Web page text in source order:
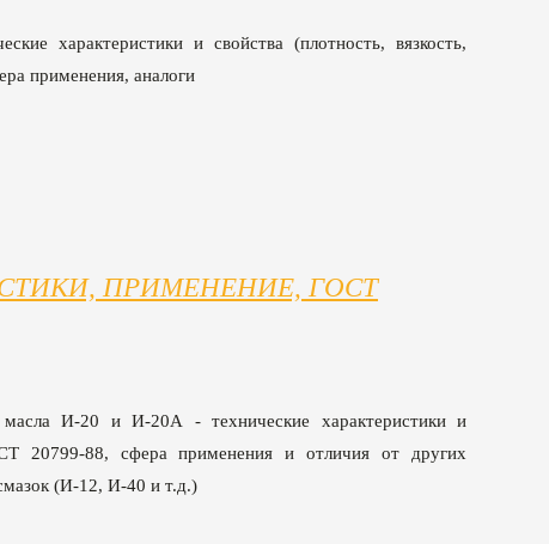
характеристики и свойства (плотность, вязкость,
применения, аналоги
ПРИМЕНЕНИЕ, ГОСТ
масла И-20 и И-20А - технические характеристики и
20799-88, сфера применения и отличия от других
(И-12, И-40 и т.д.)